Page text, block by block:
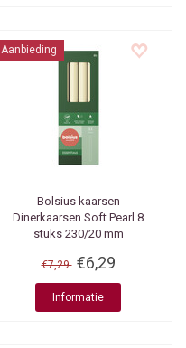
Aanbieding
Bolsius kaarsen
Dinerkaarsen Soft Pearl 8
stuks 230/20 mm
€7,29 €6,29
Informatie